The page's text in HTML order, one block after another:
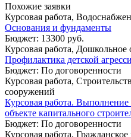
Похожие заявки
Курсовая работа,
Основания и фундаменты
Бюджет: 13300 руб.
Курсовая работа, Дошкольное
Профилактика детской
Бюджет: По договоренности
Курсовая работа,
сооружений
Курсовая работа. Выполнение
объекте капитального
Бюджет: По договоренности
Курсовая работа, Гражданское